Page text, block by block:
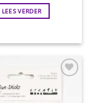
LEES VERDER
aan